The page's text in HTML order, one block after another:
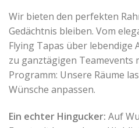
Wir bieten den perfekten
Gedächtnis bleiben. Vom
Flying Tapas über lebendige
zu ganztägigen Teamevents
Programm: Unsere Räume
Wünsche anpassen.
Ein echter Hingucker: Auf